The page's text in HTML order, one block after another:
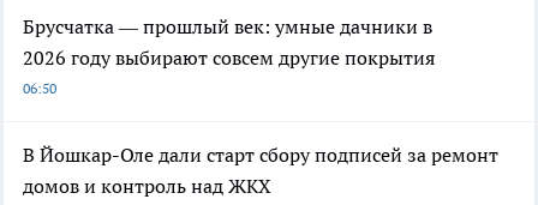
Брусчатка — прошлый век: умные дачники в
2026 году выбирают совсем другие покрытия
06:50
В Йошкар-Оле дали старт сбору подписей за ремонт
домов и контроль над ЖКХ